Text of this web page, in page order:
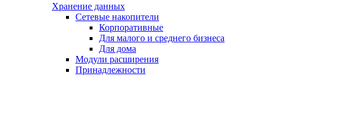
Хранение данных
Сетевые накопители
Корпоративные
Для малого и среднего бизнеса
Для дома
Модули расширения
Принадлежности